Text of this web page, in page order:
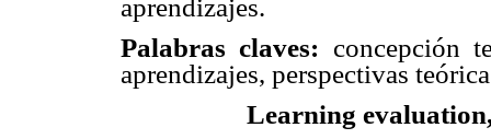
aprendizajes.
Palabras claves: concepción
aprendizajes, perspectivas
Learning